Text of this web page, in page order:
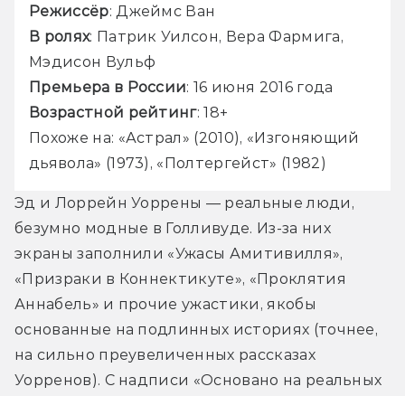
Режиссёр: Джеймс Ван
В ролях: Патрик Уилсон, Вера Фармига,
Мэдисон Вульф
Премьера в России: 16 июня 2016 года
Возрастной рейтинг: 18+
Похоже на: «Астрал» (2010), «Изгоняющий
дьявола» (1973), «Полтергейст» (1982)
Эд и Лоррейн Уоррены — реальные люди,
безумно модные в Голливуде. Из-за них
экраны заполнили «Ужасы Амитивилля»,
«Призраки в Коннектикуте», «Проклятия
Аннабель» и прочие ужастики, якобы
основанные на подлинных историях (точнее,
на сильно преувеличенных рассказах
Уорренов). С надписи «Основано на реальных